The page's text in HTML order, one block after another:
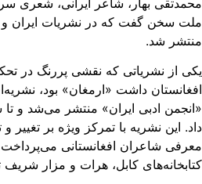
سخن گفت که در نشریات ایران و
شد.
از نشریاتی که نقشی پررنگ در
این نشریه با تمرکز ویژه بر تغییر
شاعران افغانستانی می‌پرداخت
کابل، هرات و مزار شریف